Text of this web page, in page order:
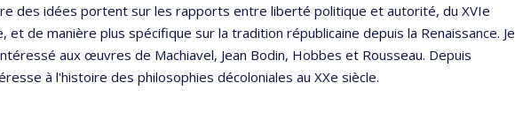
des idées portent sur les rapports entre liberté politique et autorité, du XVIe
et de manière plus spécifique sur la tradition républicaine depuis la Renaissance. Je
aux œuvres de Machiavel, Jean Bodin, Hobbes et Rousseau. Depuis
à l'histoire des philosophies décoloniales au XXe siècle.